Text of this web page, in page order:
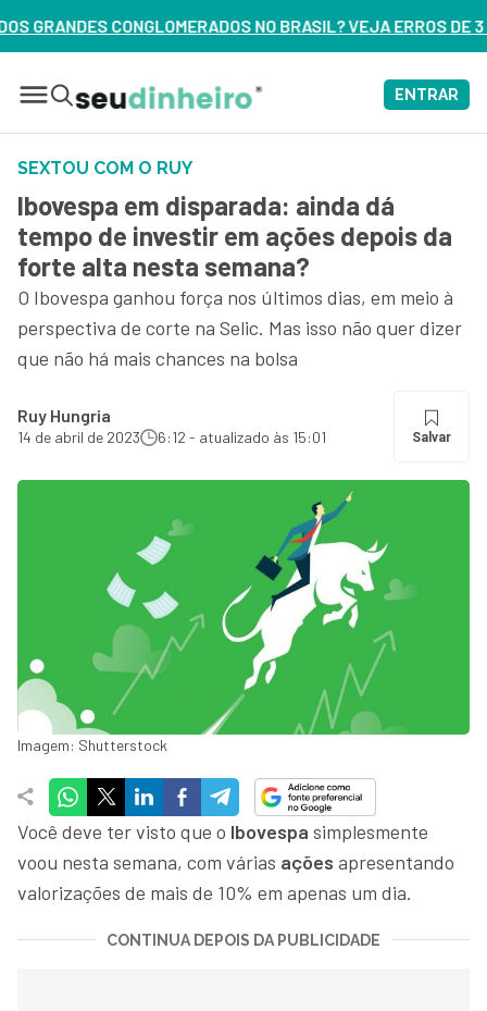
NO BRASIL? VEJA ERROS DE 3 DELES – ASSISTA AGORA
ENTRAR
SEXTOU COM O RUY
Ibovespa em disparada: ainda dá
tempo de investir em ações depois da
forte alta nesta semana?
O Ibovespa ganhou força nos últimos dias, em meio à
perspectiva de corte na Selic. Mas isso não quer dizer
que não há mais chances na bolsa
Ruy Hungria
14 de abril de 2023 6:12 - atualizado às 15:01 Salvar
Imagem: Shutterstock
Você deve ter visto que o Ibovespa simplesmente
voou nesta semana, com várias ações apresentando
valorizações de mais de 10% em apenas um dia.
CONTINUA DEPOIS DA PUBLICIDADE